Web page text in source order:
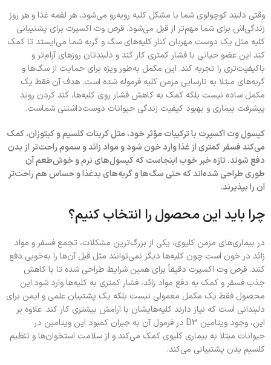
وقتی دلبند کوچولوی شما با مشکل کلیه روبه‌رو می‌شود، هر لقمه غذا و هر روز
زندگی‌اش برای شما مهم‌تر از قبل می‌شود. قرص وت اکسپرت برای پشتیبانی
کلیه مثل یک دوست مهربان کنار کلیه‌های سگ و گربه شما می‌ایستد تا کمک
کند این عضو حیاتی با فشار کمتری کار کند و دلبندتان روزهای آرام‌تر و
باکیفیت‌تری را تجربه کند. این مکمل به‌طور ویژه برای حمایت از سگ‌ها و
گربه‌های مبتلا به نارسایی مزمن کلیه فرموله شده است. هدف آن فقط یک
مکمل ساده نیست بلکه کمک به کاهش فشار روی کلیه‌ها، کند کردن روند
پیشرفت بیماری و بهبود کیفیت زندگی حیوانات دوست‌داشتنی شماست.
کپسول وت اکسپرت با ترکیبات مؤثر خود، مثل کربنات کلسیم و کیتوزان، کمک
می‌کند فسفر کمتری از غذا وارد خون شود و مواد زائد و سموم راحت‌تر از بدن
دفع شوند. تازه خبر خوب اینجاست که کپسول‌های نرم و خوش‌طعم آن
طوری طراحی شده‌اند که حتی سگ‌ها و گربه‌های بدغذا و حساس هم راحت‌تر
آن را بپذیرند.
چرا باید این محصول را انتخاب کنیم؟
در بیماری‌های مزمن کلیوی، یکی از بزرگ‌ترین مشکلات، تجمع فسفر و مواد
زائد در خون است چون کلیه‌ها دیگر نمی‌توانند مثل قبل آن‌ها را به‌خوبی دفع
کنند. قرص وت اکسپرت دقیقاً برای همین شرایط طراحی شده تا با کاهش
جذب فسفر و کمک به دفع مواد زائد، فشار کمتری به کلیه‌ها وارد شود.این
محصول فقط یک مکمل معمولی نیست بلکه یک پشتیبان علمی و ایمن برای
دلبندانی است که نیاز دارند کلیه‌هایشان با آرامش بیشتری کار کند. علاوه بر
این، وجود ویتامین D3 در فرمول آن به جبران کمبود این ویتامین در
حیوانات مبتلا به بیماری کلیوی کمک می‌کند و از سلامت استخوان‌ها و تنظیم
کلسیم بدن پشتیبانی می‌کند.